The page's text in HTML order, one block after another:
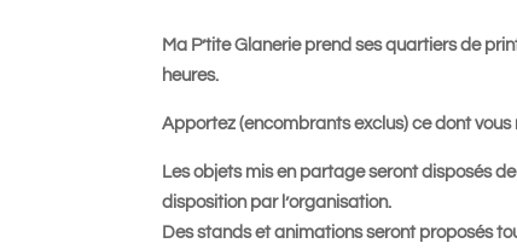
Ma P’tite Glanerie prend ses quartiers de
heures.
Apportez (encombrants exclus) ce dont vous
Les objets mis en partage seront disposés
disposition par l’organisation.
Des stands et animations seront proposés